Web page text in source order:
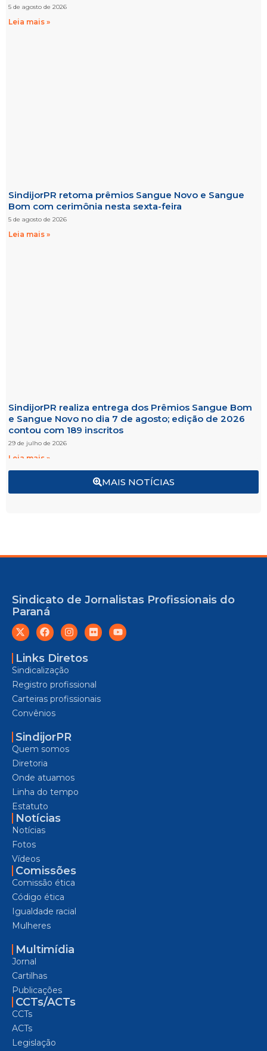
MAIS NOTÍCIAS
5 de agosto de 2026
Leia mais »
SindijorPR retoma prêmios Sangue Novo e Sangue
Bom com cerimônia nesta sexta-feira
5 de agosto de 2026
Leia mais »
SindijorPR realiza entrega dos Prêmios Sangue Bom
e Sangue Novo no dia 7 de agosto; edição de 2026
contou com 189 inscritos
29 de julho de 2026
Leia mais »
Sindicato de Jornalistas Profissionais do
Paraná
Links Diretos
Sindicalização
Registro profissional
Carteiras profissionais
Convênios
SindijorPR
Quem somos
Diretoria
Onde atuamos
Linha do tempo
Estatuto
Notícias
Notícias
Fotos
Vídeos
Comissões
Comissão ética
Código ética
Igualdade racial
Mulheres
Multimídia
Jornal
Cartilhas
Publicações
CCTs/ACTs
CCTs
ACTs
Legislação